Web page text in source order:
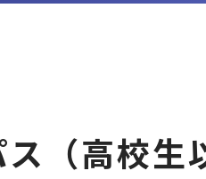
（高校生